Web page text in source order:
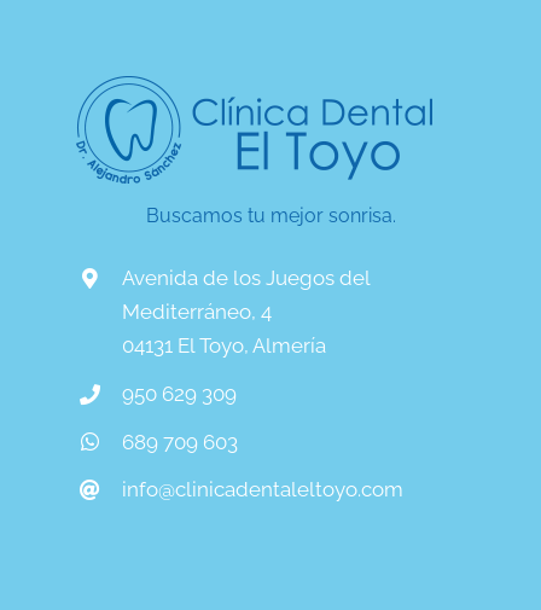
Buscamos tu mejor sonrisa.
Avenida de los Juegos del
Mediterráneo, 4
04131 El Toyo, Almería
950 629 309
689 709 603
info@clinicadentaleltoyo.com